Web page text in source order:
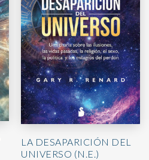
LA DESAPARICIÓN DEL
UNIVERSO (N.E.)